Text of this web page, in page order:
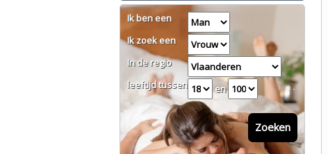
Ik ben een
Ik zoek een
In de regio
leeftijd tussen
en
Zoeken